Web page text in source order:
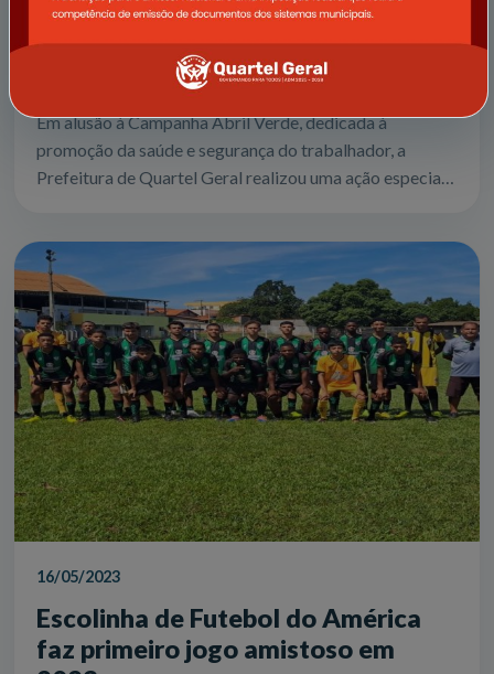
Campanha Abril Verde promove
ações de saúde voltadas ao
trabalhador rural em Quartel Geral
Em alusão à Campanha Abril Verde, dedicada à
promoção da saúde e segurança do trabalhador, a
Prefeitura de Quartel Geral realizou uma ação especial
16/05/2023
Escolinha de Futebol do América
faz primeiro jogo amistoso em